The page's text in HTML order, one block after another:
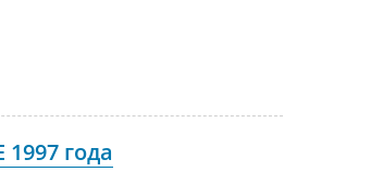
года